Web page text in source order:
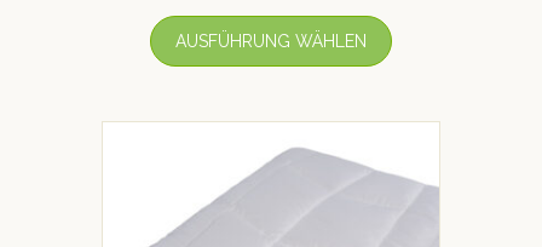
AUSFÜHRUNG WÄHLEN